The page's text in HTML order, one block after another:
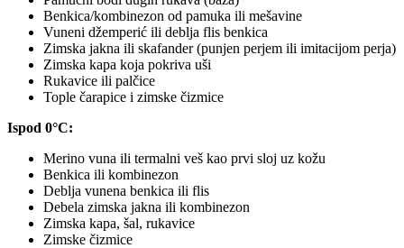
Benkica/kombinezon od pamuka ili mešavine
Vuneni džemperić ili deblja flis benkica
Zimska jakna ili skafander (punjen perjem ili imitacijom perja)
Zimska kapa koja pokriva uši
Rukavice ili palčice
Tople čarapice i zimske čizmice
Ispod 0°C:
Merino vuna ili termalni veš kao prvi sloj uz kožu
Benkica ili kombinezon
Deblja vunena benkica ili flis
Debela zimska jakna ili kombinezon
Zimska kapa, šal, rukavice
Zimske čizmice